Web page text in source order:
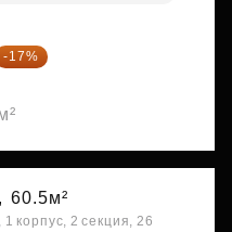
-17%
60.5м²
корпус, 2 секция, 26